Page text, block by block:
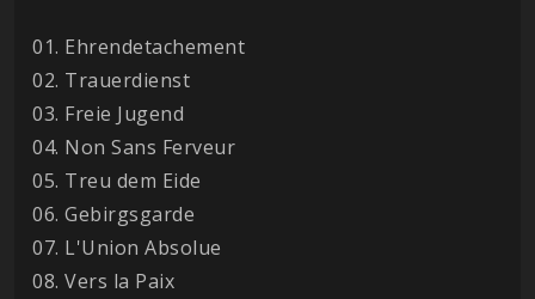
01. Ehrendetachement
02. Trauerdienst
03. Freie Jugend
04. Non Sans Ferveur
05. Treu dem Eide
06. Gebirgsgarde
07. L'Union Absolue
08. Vers la Paix